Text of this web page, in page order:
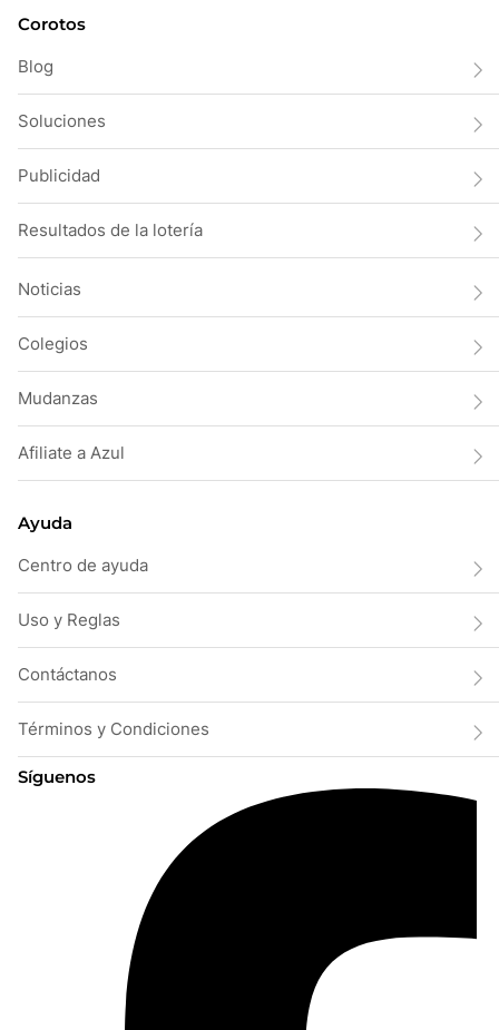
Corotos
Blog
Soluciones
Publicidad
Resultados de la lotería
Noticias
Colegios
Mudanzas
Afiliate a Azul
Ayuda
Centro de ayuda
Uso y Reglas
Contáctanos
Términos y Condiciones
Síguenos